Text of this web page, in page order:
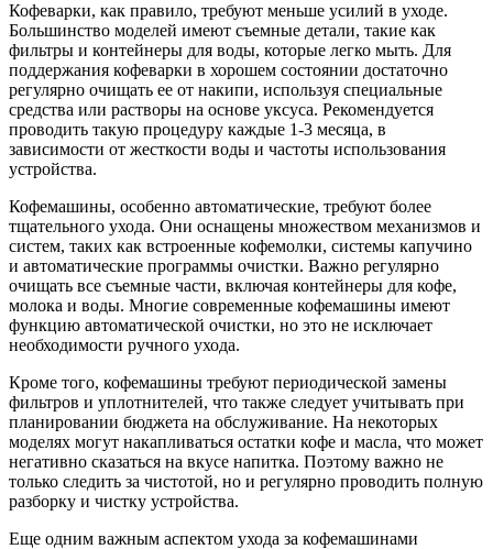
Кофеварки, как правило, требуют меньше усилий в уходе.
Большинство моделей имеют съемные детали, такие как
фильтры и контейнеры для воды, которые легко мыть. Для
поддержания кофеварки в хорошем состоянии достаточно
регулярно очищать ее от накипи, используя специальные
средства или растворы на основе уксуса. Рекомендуется
проводить такую процедуру каждые 1-3 месяца, в
зависимости от жесткости воды и частоты использования
устройства.
Кофемашины, особенно автоматические, требуют более
тщательного ухода. Они оснащены множеством механизмов и
систем, таких как встроенные кофемолки, системы капучино
и автоматические программы очистки. Важно регулярно
очищать все съемные части, включая контейнеры для кофе,
молока и воды. Многие современные кофемашины имеют
функцию автоматической очистки, но это не исключает
необходимости ручного ухода.
Кроме того, кофемашины требуют периодической замены
фильтров и уплотнителей, что также следует учитывать при
планировании бюджета на обслуживание. На некоторых
моделях могут накапливаться остатки кофе и масла, что может
негативно сказаться на вкусе напитка. Поэтому важно не
только следить за чистотой, но и регулярно проводить полную
разборку и чистку устройства.
Еще одним важным аспектом ухода за кофемашинами